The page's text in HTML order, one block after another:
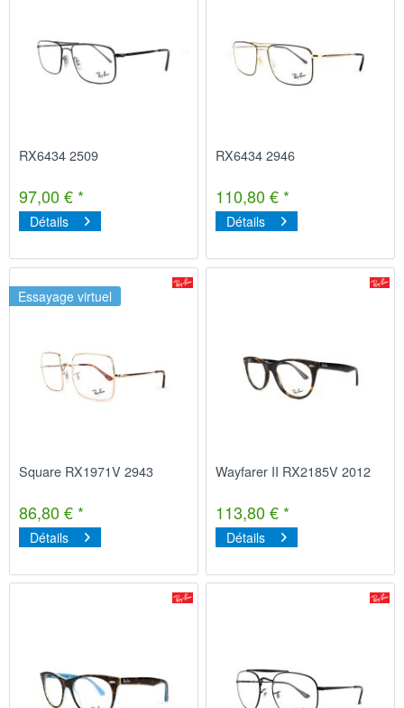
RX6434 2509
97,00 € *
Détails
RX6434 2946
110,80 € *
Détails
Essayage virtuel
Square RX1971V 2943
86,80 € *
Détails
Wayfarer II RX2185V 2012
113,80 € *
Détails